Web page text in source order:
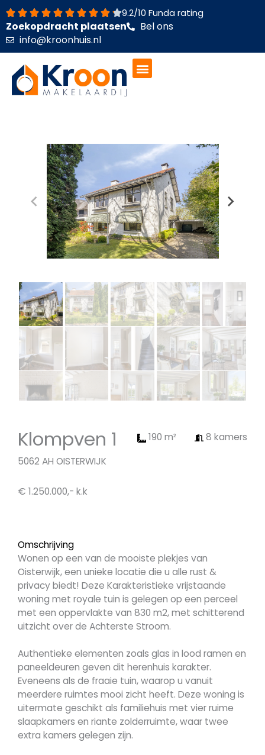
Ga
naar
de
inhoud
9.2/10 Funda rating
Zoekopdracht plaatsen
Bel ons
info@kroonhuis.nl
Klompven 1
5062 AH OISTERWIJK
€ 1.250.000,- k.k
190 m² 8 kamers
Omschrijving
Wonen op een van de mooiste plekjes van
Oisterwijk, een unieke locatie die u alle rust &
privacy biedt! Deze Karakteristieke vrijstaande
woning met royale tuin is gelegen op een perceel
met een oppervlakte van 830 m2, met schitterend
uitzicht over de Achterste Stroom.
Authentieke elementen zoals glas in lood ramen en
paneeldeuren geven dit herenhuis karakter.
Eveneens als de fraaie tuin, waarop u vanuit
meerdere ruimtes mooi zicht heeft. Deze woning is
uitermate geschikt als familiehuis met vier ruime
slaapkamers en riante zolderruimte, waar twee
extra kamers gelegen zijn.